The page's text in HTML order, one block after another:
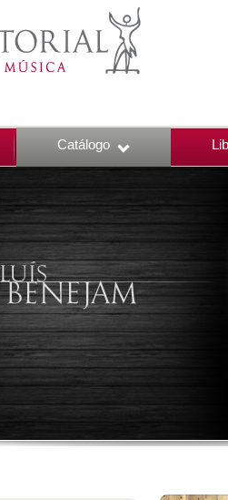
Catálogo